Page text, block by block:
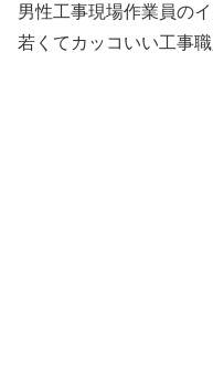
男性工事現場作業員の
若くてカッコいい工事